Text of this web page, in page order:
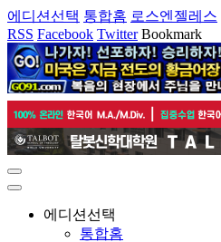
에디션선택 통합홈 로스엔젤레스
RSS Facebook Twitter Bookmark
에디션선택
통합홈